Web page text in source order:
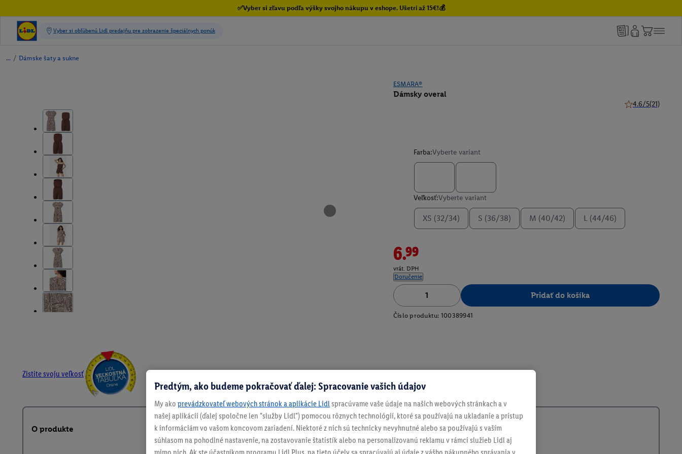
✅Vyber si zľavu podľa výšky svojho nákupu v eshope. Ušetri až 15€!💰
/ Dámske šaty a sukne
ESMARA®
Dámsky overal
4.6/5(21)
Farba:Vyberte variant
Veľkosť:Vyberte variant
XS (32/34) S (36/38) M (40/42) L (44/46)
6.99
vrát. DPH
Doručenie
Pridať do košíka
Číslo produktu: 100389941
Zistite svoju veľkosť
O produkte
Predtým, ako budeme pokračovať ďalej: Spracovanie vašich údajov
My ako prevádzkovateľ webových stránok a aplikácie Lidl spracúvame vaše údaje na našich webových stránkach a v
našej aplikácii (ďalej spoločne len "služby Lidl") pomocou rôznych technológií, ktoré sa používajú na ukladanie a prístup
k informáciám vo vašom koncovom zariadení. Niektoré z nich sú technicky nevyhnutné alebo sa používajú s vaším
súhlasom na pohodlné nastavenie, na zostavovanie štatistík alebo na personalizovanú reklamu v rámci služieb Lidl aj
mimo nich. Ak ste účastníkom programu Lidl Plus, na tieto účely sa spracúvajú aj údaje z vášho nákupného správania v